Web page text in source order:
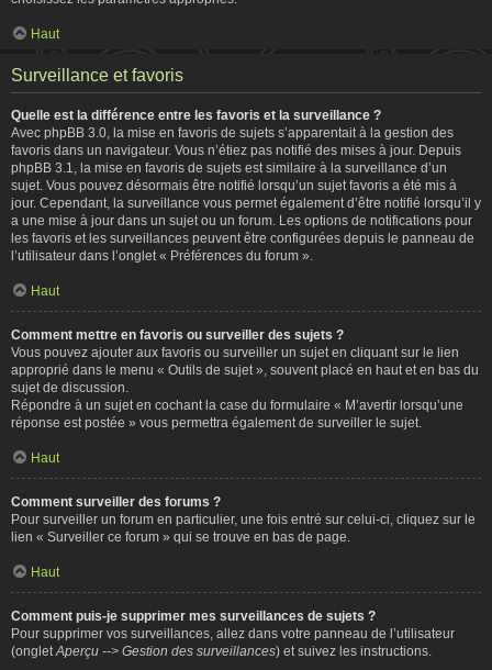
Haut
Surveillance et favoris
Quelle est la différence entre les favoris et la surveillance ?
Avec phpBB 3.0, la mise en favoris de sujets s’apparentait à la gestion des
favoris dans un navigateur. Vous n’étiez pas notifié des mises à jour. Depuis
phpBB 3.1, la mise en favoris de sujets est similaire à la surveillance d’un
sujet. Vous pouvez désormais être notifié lorsqu’un sujet favoris a été mis à
jour. Cependant, la surveillance vous permet également d’être notifié lorsqu’il y
a une mise à jour dans un sujet ou un forum. Les options de notifications pour
les favoris et les surveillances peuvent être configurées depuis le panneau de
l’utilisateur dans l’onglet « Préférences du forum ».
Haut
Comment mettre en favoris ou surveiller des sujets ?
Vous pouvez ajouter aux favoris ou surveiller un sujet en cliquant sur le lien
approprié dans le menu « Outils de sujet », souvent placé en haut et en bas du
sujet de discussion.
Répondre à un sujet en cochant la case du formulaire « M’avertir lorsqu’une
réponse est postée » vous permettra également de surveiller le sujet.
Haut
Comment surveiller des forums ?
Pour surveiller un forum en particulier, une fois entré sur celui-ci, cliquez sur le
lien « Surveiller ce forum » qui se trouve en bas de page.
Haut
Comment puis-je supprimer mes surveillances de sujets ?
Pour supprimer vos surveillances, allez dans votre panneau de l’utilisateur
(onglet Aperçu --> Gestion des surveillances) et suivez les instructions.